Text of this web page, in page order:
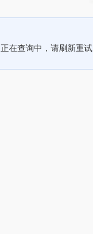
正在查询中，请刷新重试